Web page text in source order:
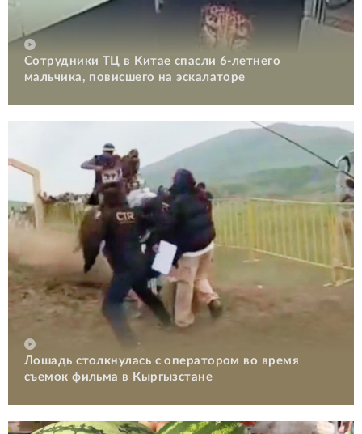
Сотрудники ТЦ в Китае спасли 6-летнего
мальчика, повисшего на эскалаторе
Лошадь столкнулась с оператором во время
съемок фильма в Кыргызстане